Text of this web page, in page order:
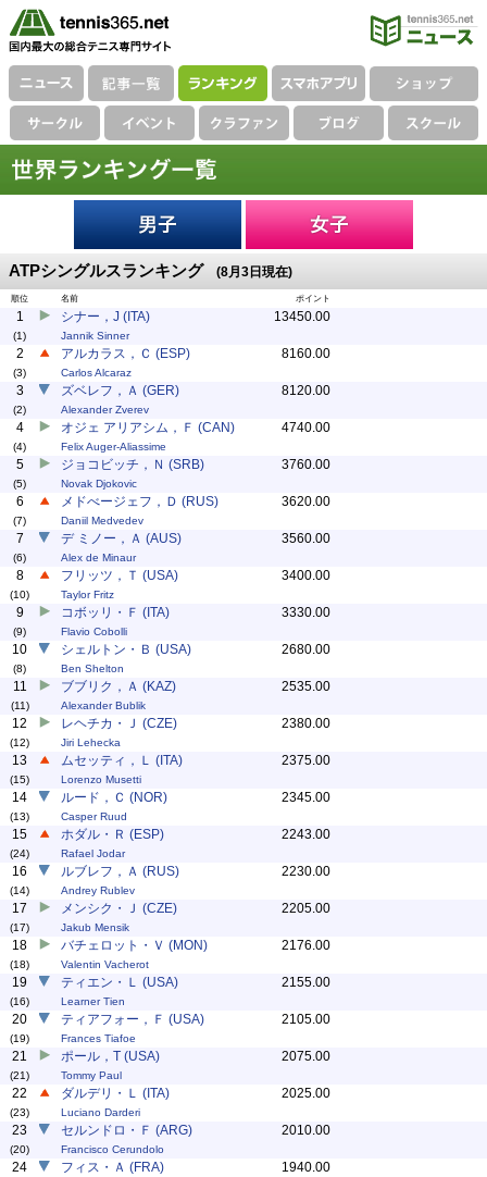
ATPシングルスランキング (8月3日現在)
順位 名前 ポイント
1
(1)
シナー，J (ITA)
Jannik Sinner
13450.00
2
(3)
アルカラス，Ｃ (ESP)
Carlos Alcaraz
8160.00
3
(2)
ズベレフ，Ａ (GER)
Alexander Zverev
8120.00
4
(4)
オジェ アリアシム，Ｆ (CAN)
Felix Auger-Aliassime
4740.00
5
(5)
ジョコビッチ，Ｎ (SRB)
Novak Djokovic
3760.00
6
(7)
メドべージェフ，Ｄ (RUS)
Daniil Medvedev
3620.00
7
(6)
デ ミノー，Ａ (AUS)
Alex de Minaur
3560.00
8
(10)
フリッツ，Ｔ (USA)
Taylor Fritz
3400.00
9
(9)
コボッリ・Ｆ (ITA)
Flavio Cobolli
3330.00
10
(8)
シェルトン・Ｂ (USA)
Ben Shelton
2680.00
11
(11)
ブブリク，Ａ (KAZ)
Alexander Bublik
2535.00
12
(12)
レヘチカ・Ｊ (CZE)
Jiri Lehecka
2380.00
13
(15)
ムセッティ，Ｌ (ITA)
Lorenzo Musetti
2375.00
14
(13)
ルード，Ｃ (NOR)
Casper Ruud
2345.00
15
(24)
ホダル・Ｒ (ESP)
Rafael Jodar
2243.00
16
(14)
ルブレフ，Ａ (RUS)
Andrey Rublev
2230.00
17
(17)
メンシク・Ｊ (CZE)
Jakub Mensik
2205.00
18
(18)
バチェロット・Ｖ (MON)
Valentin Vacherot
2176.00
19
(16)
ティエン・Ｌ (USA)
Learner Tien
2155.00
20
(19)
ティアフォー，Ｆ (USA)
Frances Tiafoe
2105.00
21
(21)
ポール，T (USA)
Tommy Paul
2075.00
22
(23)
ダルデリ・Ｌ (ITA)
Luciano Darderi
2025.00
23
(20)
セルンドロ・Ｆ (ARG)
Francisco Cerundolo
2010.00
24 フィス・Ａ (FRA) 1940.00